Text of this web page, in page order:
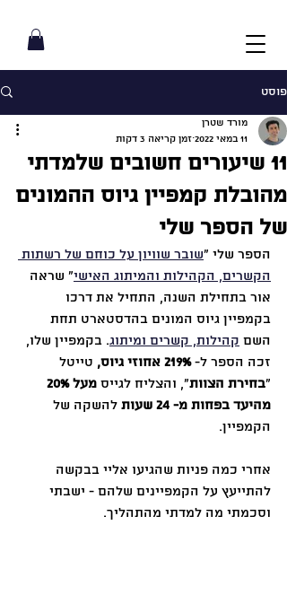
פוסט
11 שיעורים חשובים שלמדתי
מהובלת קמפיין גיוס ההמונים
של הספר שלי
מורד שטרן
11 במאי 2022
זמן קריאה 3 דקות
הספר שלי "שובר שוויון על כוחם של רשתות
הקשרים, הקהילות והמיתוג האישי" שראה
אור בתחילת השנה, התחיל את דרכו
בקמפיין גיוס המונים בהדסטארט תחת
השם קהילות, קשרים ומיתוג. בקמפיין שלו,
זכה הספר ל- 219% אחוזי גיוס,
טייטל
״בחירת הצוות״, והצליח לגייס
מהיעד בפחות מ- 24 שעות
להשקה של
הקמפיין.
אחרי כמה פניות שהגיעו אליי בבקשה
להתייעץ על הקמפיינים שלהם - ישבתי
וסכמתי מה למדתי מהתהליך.